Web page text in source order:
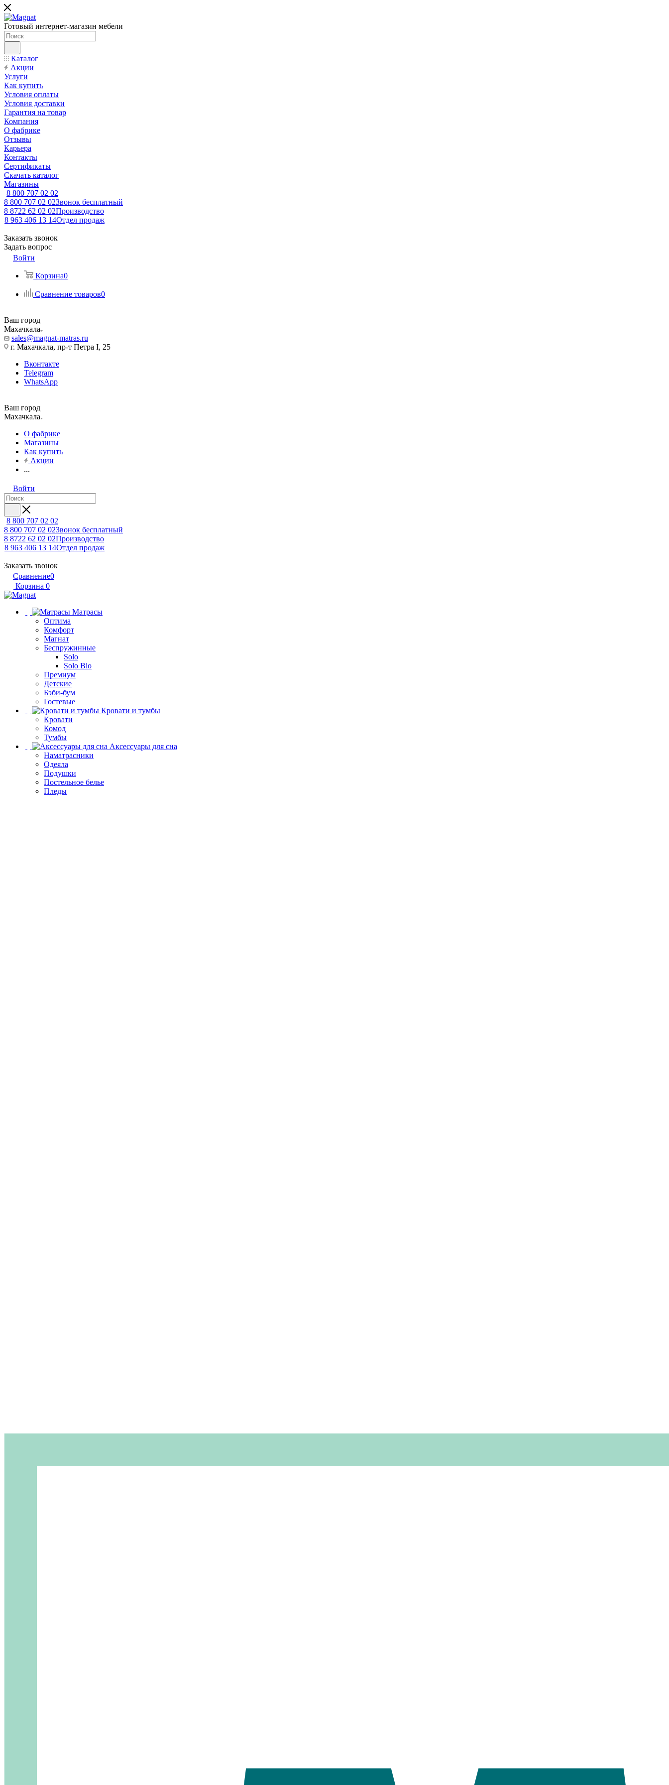
Готовый интернет-магазин мебели
Каталог
Акции
Услуги
Как купить
Условия оплаты
Условия доставки
Гарантия на товар
Компания
О фабрике
Отзывы
Карьера
Контакты
Сертификаты
Скачать каталог
Магазины
8 800 707 02 02
8 800 707 02 02Звонок бесплатный
8 8722 62 02 02Производство
8 963 406 13 14Отдел продаж
Заказать звонок
Задать вопрос
Войти
Корзина0
Сравнение товаров0
Ваш город
Махачкала
sales@magnat-matras.ru
г. Махачкала, пр-т Петра I, 25
Вконтакте
Telegram
WhatsApp
Ваш город
Махачкала
О фабрике
Магазины
Как купить
Акции
...
Войти
8 800 707 02 02
8 800 707 02 02Звонок бесплатный
8 8722 62 02 02Производство
8 963 406 13 14Отдел продаж
Заказать звонок
Сравнение0
Корзина 0
Матрасы
Оптима
Комфорт
Магнат
Беспружинные
Solo
Solo Bio
Премиум
Детские
Бэби-бум
Гостевые
Кровати и тумбы
Кровати
Комод
Тумбы
Аксессуары для сна
Наматрасники
Одеяла
Подушки
Постельное белье
Пледы